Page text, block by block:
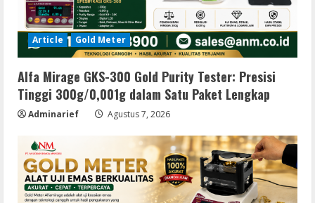
Article Gold Meter
Alfa Mirage GKS-300 Gold Purity Tester: Presisi
Tinggi 300g/0,001g dalam Satu Paket Lengkap
Adminarief Agustus 7, 2026